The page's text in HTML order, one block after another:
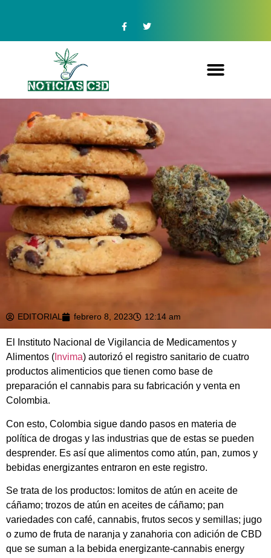
EDITORIAL febrero 8, 2023 12:14 am
El Instituto Nacional de Vigilancia de Medicamentos y
Alimentos ( Invima) autorizó el registro sanitario de cuatro
productos alimenticios que tienen como base de
preparación el cannabis para su fabricación y venta en
Colombia.
Con esto, Colombia sigue dando pasos en materia de
política de drogas y las industrias que de estas se pueden
desprender. Es así que alimentos como atún, pan, zumos y
bebidas energizantes entraron en este registro.
Se trata de los productos: lomitos de atún en aceite de
cáñamo; trozos de atún en aceites de cáñamo; pan
variedades con café, cannabis, frutos secos y semillas; jugo
o zumo de fruta de naranja y zanahoria con adición de CBD
que se suman a la bebida energizante-cannabis energy